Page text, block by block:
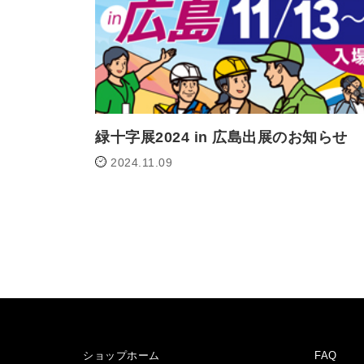
緑十字展2024 in 広島出展のお知らせ
2024.11.09
ショップホーム FAQ